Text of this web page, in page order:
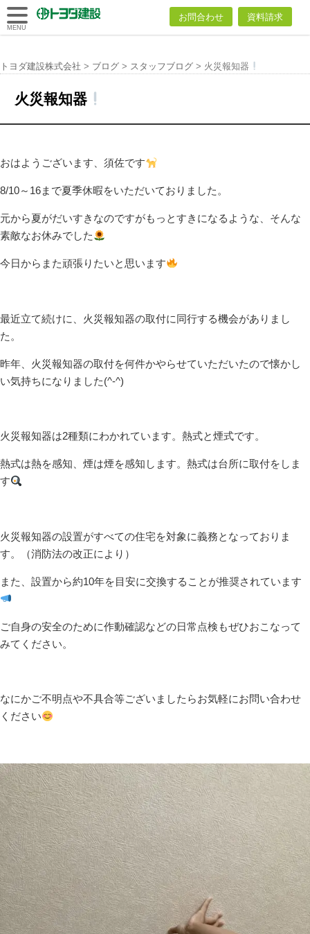
トヨダ建設
お問合わせ 資料請求
MENU
トヨダ建設株式会社 > ブログ > スタッフブログ > 火災報知器
火災報知器
おはようございます、須佐です
8/10～16まで夏季休暇をいただいておりました。
元から夏がだいすきなのですがもっとすきになるような、そんな
素敵なお休みでした
今日からまた頑張りたいと思います
最近立て続けに、火災報知器の取付に同行する機会がありまし
た。
昨年、火災報知器の取付を何件かやらせていただいたので懐かし
い気持ちになりました(^-^)
火災報知器は2種類にわかれています。熱式と煙式です。
熱式は熱を感知、煙は煙を感知します。熱式は台所に取付をしま
す
火災報知器の設置がすべての住宅を対象に義務となっておりま
す。（消防法の改正により）
また、設置から約10年を目安に交換することが推奨されています
ご自身の安全のために作動確認などの日常点検もぜひおこなって
みてください。
なにかご不明点や不具合等ございましたらお気軽にお問い合わせ
ください